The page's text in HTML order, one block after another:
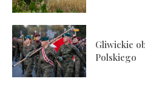
Gliwickie
Polskiego